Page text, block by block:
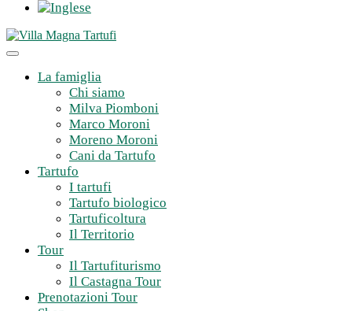
La famiglia
Chi siamo
Milva Piomboni
Marco Moroni
Moreno Moroni
Cani da Tartufo
Tartufo
I tartufi
Tartufo biologico
Tartuficoltura
Il Territorio
Tour
Il Tartufiturismo
Il Castagna Tour
Prenotazioni Tour